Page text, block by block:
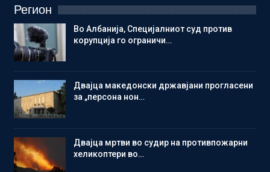
Регион
Во Албанија, Специјалниот суд против
корупција го ограничи…
Двајца македонски државјани прогласени
за „персона нон…
Двајца мртви во судир на противпожарни
хеликоптери во…